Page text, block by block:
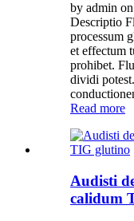
by admin
Descriptio
processum
et effectum
prohibet.
dividi
Read more
Audisti
calidum